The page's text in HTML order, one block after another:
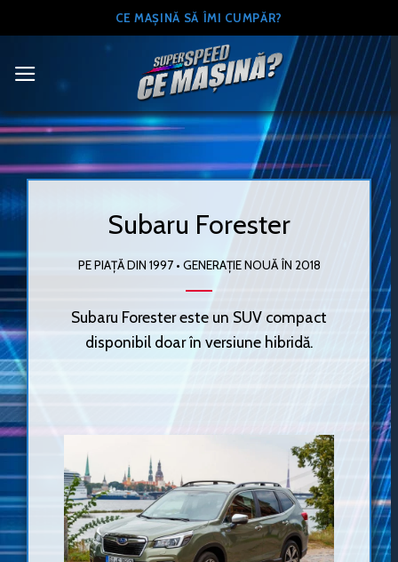
to
CE MAȘINĂ SĂ ÎMI CUMPĂR?
Subaru Forester
PE PIAȚĂ DIN 1997 • GENERAȚIE NOUĂ ÎN 2018
Subaru Forester este un SUV compact
disponibil doar în versiune hibridă.